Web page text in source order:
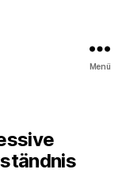
Menü